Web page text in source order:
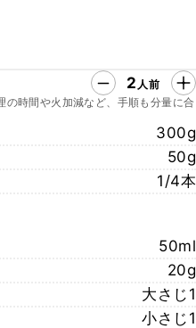
2 人前
の時間や火加減など、手順も分量に合
300g
50g
1/4本
50ml
20g
大さじ1
小さじ1